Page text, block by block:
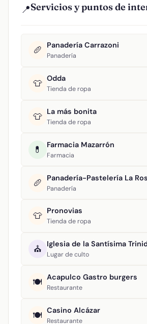
📍Servicios y puntos de
🥖 Panadería Carrazoni
Panadería
👕 Odda
Tienda de ropa
👕 La más bonita
Tienda de ropa
💊 Farmacia Mazarrón
Farmacia
🥖 Panadería-Pastelería La
Panadería
👕 Pronovias
Tienda de ropa
⛪ Iglesia de la Santísima
Lugar de culto
🍽️ Acapulco Gastro burgers
Restaurante
🍽️ Casino Alcázar
Restaurante